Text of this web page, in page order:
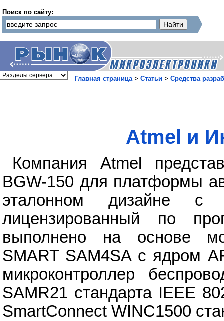
Поиск по сайту:
Главная страница> Статьи > Средства
Atmel и
Компания Atmel
BGW-150 для платформы
эталонном дизайне с
лицензированный по
выполнено на основе
SMART SAM4SA с ядром
микроконтроллер
SAMR21 стандарта IEEE
SmartConnect WINC1500